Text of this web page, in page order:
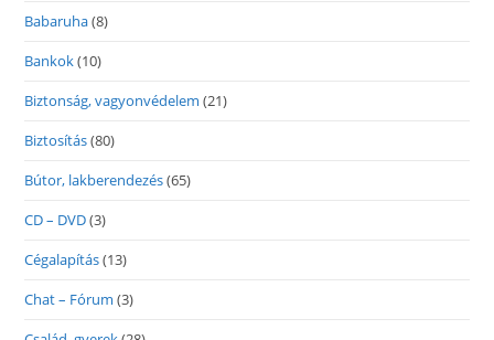
Babaruha(8)
Bankok(10)
Biztonság, vagyonvédelem (21)
Biztosítás(80)
Bútor, lakberendezés(65)
CD – DVD(3)
Cégalapítás(13)
Chat – Fórum (3)